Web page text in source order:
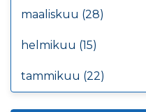
maaliskuu (28)
helmikuu (15)
tammikuu (22)